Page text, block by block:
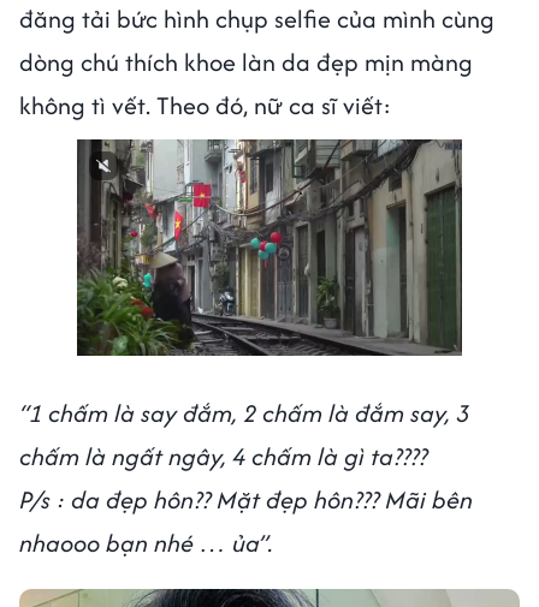
đăng tải bức hình chụp selfie của mình cùng
dòng chú thích khoe làn da đẹp mịn màng
không tì vết. Theo đó, nữ ca sĩ viết:
“1 chấm là say đắm, 2 chấm là đắm say, 3
chấm là ngất ngây, 4 chấm là gì ta????
P/s : da đẹp hôn?? Mặt đẹp hôn??? Mãi bên
nhaooo bạn nhé … ủa”.